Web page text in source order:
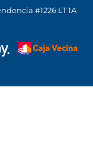
#1226 LT 1A